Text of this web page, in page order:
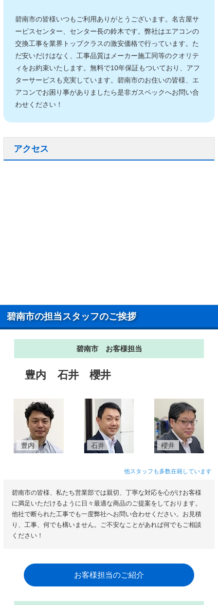
碧南市の皆様いつもご利用ありがとうございます。名古屋サ
ービスセンター、センター長の鈴木です。弊社はエアコンの
交換工事を業界トップクラスの激安価格で行っています。た
だ安いだけはなく、工事品質はメーカー施工同等のクオリテ
ィをお約束いたします。無料で10年保証もついており、アフ
ターサービスも充実しています。碧南市のお住いの皆様、エ
アコンでお困り事がありましたら是非ガスペックへお問い合
わせください！
アクセス
碧南市の担当スタッフのご挨拶
碧南市 お客様担当
豊内 石井 櫻井
豊内 石井 櫻井
他スタッフも多数在籍しています
碧南市の皆様、私たち営業部では親切、丁寧な対応を心がけお客様
に満足いただけるように日々最適な商品のご提案をしております。
他社で断られた工事でも一度弊社へお問い合わせください。お見積
り、工事、何でも構いません。ご不安なことがあれば何でもご相談
ください！
お客様担当のご紹介